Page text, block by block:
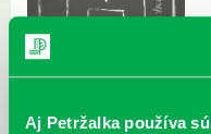
Aj Petržalka používa